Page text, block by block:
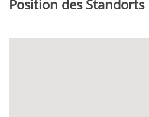
Position des Standorts